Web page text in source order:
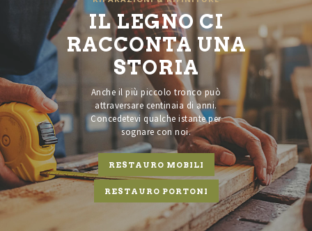
IL LEGNO CI
RACCONTA UNA
STORIA
Anche il più piccolo tronco può
attraversare centinaia di anni.
Concedetevi qualche istante per
sognare con noi.
RESTAURO MOBILI
RESTAURO PORTONI